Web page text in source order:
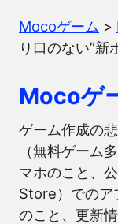
Mocoゲーム >
り口のない”
Mocoゲ
ゲーム作成の
（無料ゲーム
マホのこと、
Store）でのア
のこと、更新